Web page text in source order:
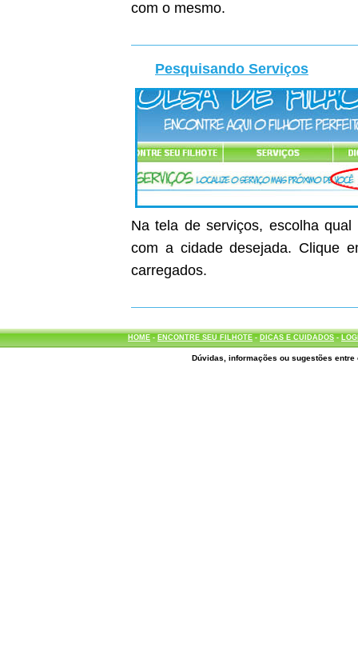
com o mesmo.
Pesquisando Serviços
Na tela de serviços, escolha
com a cidade desejada. Clique
carregados.
HOME- ENCONTRE SEU FILHOTE- DICAS E CUIDADOS-
Dúvidas, informações ou sugestões